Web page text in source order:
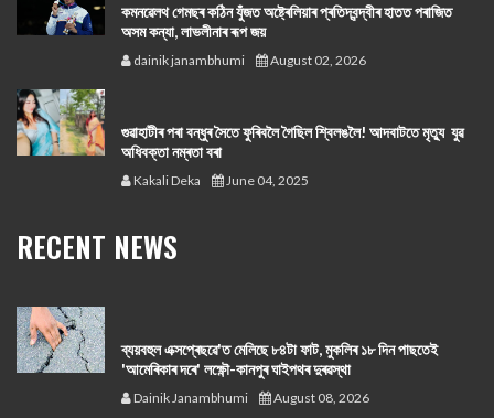
কমনৱেলথ গেমছৰ কঠিন যুঁজত অষ্ট্ৰেলিয়াৰ প্ৰতিদ্বন্দ্বীৰ হাতত পৰাজিত
অসম কন্যা, লাভলীনাৰ ৰূপ জয়
dainik janambhumi August 02, 2026
গুৱাহাটীৰ পৰা বন্ধুৰ সৈতে ফুৰিবলৈ গৈছিল শ্বিলঙলৈ! আদবাটতে মৃত্যু যুৱ
অধিবক্তা নম্ৰতা বৰা
Kakali Deka June 04, 2025
RECENT NEWS
ব্যয়বহুল এক্সপ্ৰেছৱে'ত মেলিছে ৮৪টা ফাট, মুকলিৰ ১৮ দিন পাছতেই
'আমেৰিকাৰ দৰে' লক্ষ্ণৌ-কানপুৰ ঘাইপথৰ দুৰৱস্থা
Dainik Janambhumi August 08, 2026